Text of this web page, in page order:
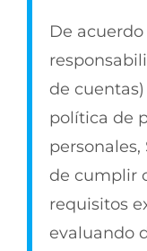
De
de
política de
personales,
de cumplir
requisitos
evaluando